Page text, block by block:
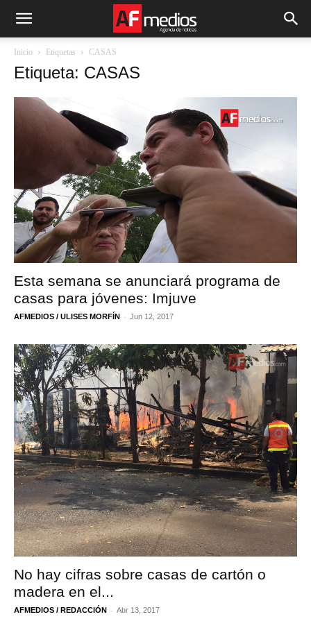
Inicio Etiquetas CASAS
Etiqueta: CASAS
Esta semana se anunciará programa de
casas para jóvenes: Imjuve
AFMEDIOS / ULISES MORFÍN - Jun 12, 2017
No hay cifras sobre casas de cartón o
madera en el...
AFMEDIOS / REDACCIÓN - Abr 13, 2017